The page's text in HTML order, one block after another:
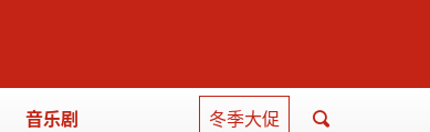
音乐剧 冬季大促